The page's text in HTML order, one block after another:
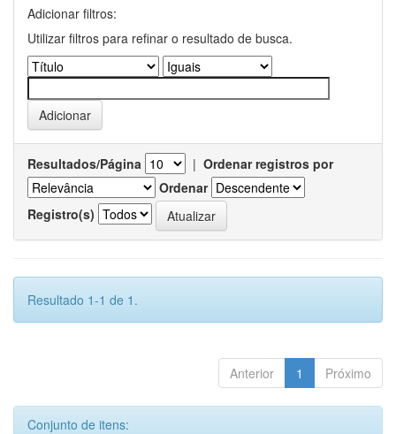
Adicionar filtros:
Utilizar filtros para refinar o resultado de busca.
Resultados/Página | Ordenar registros por
Ordenar
Registro(s)
Resultado 1-1 de 1.
Anterior 1 Próximo
Conjunto de itens: